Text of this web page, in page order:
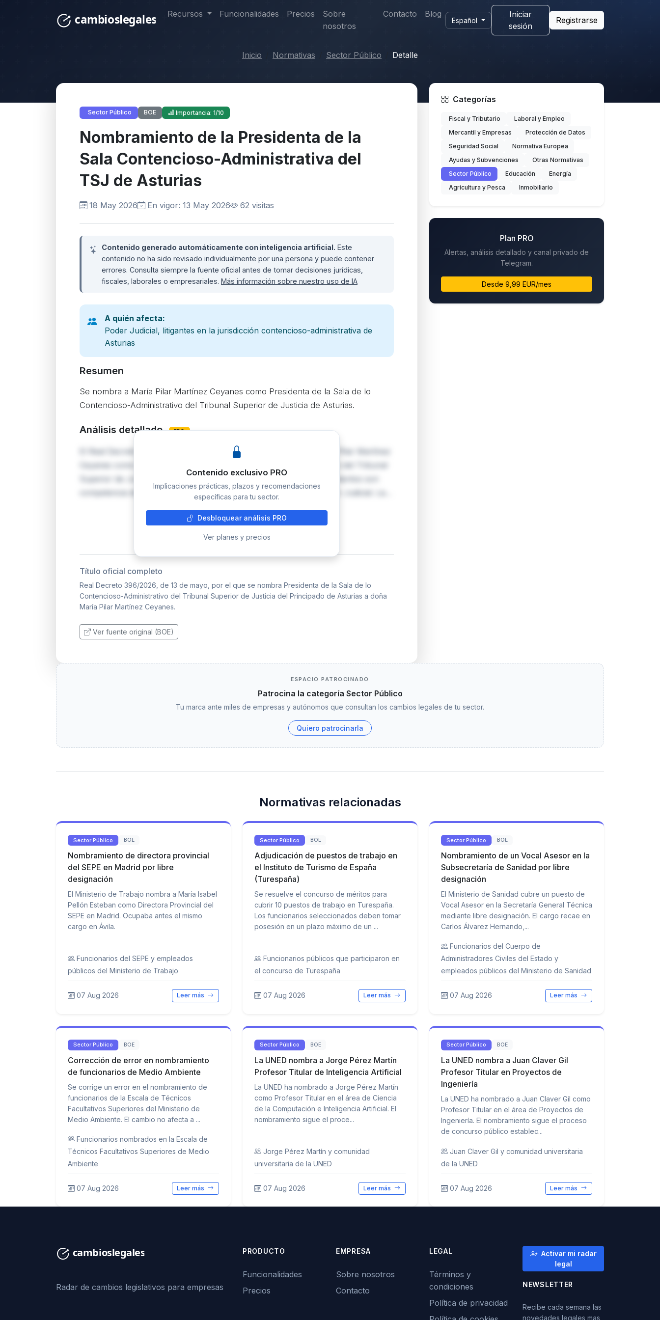
Recursos Funcionalidades Precios
Sobre
nosotros
Contacto Blog
Español
Iniciar
sesión
Registrarse
Inicio Normativas Sector Público Detalle
Sector Público BOE Importancia: 1/10
Nombramiento de la Presidenta de la
Sala Contencioso-Administrativa del
TSJ de Asturias
18 May 2026 En vigor: 13 May 2026 62 visitas
Contenido generado automáticamente con inteligencia artificial. Este
contenido no ha sido revisado individualmente por una persona y puede contener
errores. Consulta siempre la fuente oficial antes de tomar decisiones jurídicas,
fiscales, laborales o empresariales. Más información sobre nuestro uso de IA
A quién afecta:
Poder Judicial, litigantes en la jurisdicción contencioso-administrativa de
Asturias
Resumen
Se nombra a María Pilar Martínez Ceyanes como Presidenta de la Sala de lo
Contencioso-Administrativo del Tribunal Superior de Justicia de Asturias.
Análisis detallado PRO
El Real Decreto 396/2026 formaliza el nombramiento de doña María Pilar Martínez
Ceyanes como Presidenta de la Sala de lo Contencioso-Administrativo del Tribunal
Superior de Justicia del Principado de Asturias. Este tipo de nombramientos son
competencia del Gobierno a propuesta del Consejo General del Poder Judicial. La…
Contenido exclusivo PRO
Implicaciones prácticas, plazos y recomendaciones
específicas para tu sector.
Desbloquear análisis PRO
Ver planes y precios
Título oficial completo
Real Decreto 396/2026, de 13 de mayo, por el que se nombra Presidenta de la Sala de lo
Contencioso-Administrativo del Tribunal Superior de Justicia del Principado de Asturias a doña
María Pilar Martínez Ceyanes.
Ver fuente original (BOE)
Categorías
Fiscal y Tributario
Laboral y Empleo
Mercantil y Empresas
Protección de Datos
Seguridad Social
Normativa Europea
Ayudas y Subvenciones
Otras Normativas
Sector Público
Educación
Energía
Agricultura y Pesca
Inmobiliario
Plan PRO
Alertas, análisis detallado y canal privado de
Telegram.
Desde 9,99 EUR/mes
ESPACIO PATROCINADO
Patrocina la categoría Sector Público
Tu marca ante miles de empresas y autónomos que consultan los cambios legales de tu sector.
Quiero patrocinarla
Normativas relacionadas
Sector Público BOE
Nombramiento de directora provincial
del SEPE en Madrid por libre
designación
El Ministerio de Trabajo nombra a María Isabel
Pellón Esteban como Directora Provincial del
SEPE en Madrid. Ocupaba antes el mismo
cargo en Ávila.
Funcionarios del SEPE y empleados
públicos del Ministerio de Trabajo
07 Aug 2026 Leer más
Sector Público BOE
Adjudicación de puestos de trabajo en
el Instituto de Turismo de España
(Turespaña)
Se resuelve el concurso de méritos para
cubrir 10 puestos de trabajo en Turespaña.
Los funcionarios seleccionados deben tomar
posesión en un plazo máximo de un ...
Funcionarios públicos que participaron en
el concurso de Turespaña
07 Aug 2026 Leer más
Sector Público BOE
Nombramiento de un Vocal Asesor en la
Subsecretaría de Sanidad por libre
designación
El Ministerio de Sanidad cubre un puesto de
Vocal Asesor en la Secretaría General Técnica
mediante libre designación. El cargo recae en
Carlos Álvarez Hernando,...
Funcionarios del Cuerpo de
Administradores Civiles del Estado y
empleados públicos del Ministerio de Sanidad
07 Aug 2026 Leer más
Sector Público BOE
Corrección de error en nombramiento
de funcionarios de Medio Ambiente
Se corrige un error en el nombramiento de
funcionarios de la Escala de Técnicos
Facultativos Superiores del Ministerio de
Medio Ambiente. El cambio no afecta a ...
Funcionarios nombrados en la Escala de
Técnicos Facultativos Superiores de Medio
Ambiente
07 Aug 2026 Leer más
Sector Público BOE
La UNED nombra a Jorge Pérez Martín
Profesor Titular de Inteligencia Artificial
La UNED ha nombrado a Jorge Pérez Martín
como Profesor Titular en el área de Ciencia
de la Computación e Inteligencia Artificial. El
nombramiento sigue el proce...
Jorge Pérez Martín y comunidad
universitaria de la UNED
07 Aug 2026 Leer más
Sector Público BOE
La UNED nombra a Juan Claver Gil
Profesor Titular en Proyectos de
Ingeniería
La UNED ha nombrado a Juan Claver Gil como
Profesor Titular en el área de Proyectos de
Ingeniería. El nombramiento sigue el proceso
de concurso público establec...
Juan Claver Gil y comunidad universitaria
de la UNED
07 Aug 2026 Leer más
Radar de cambios legislativos para empresas
PRODUCTO
Funcionalidades
Precios
EMPRESA
Sobre nosotros
Contacto
LEGAL
Términos y
condiciones
Política de privacidad
Activar mi radar
legal
NEWSLETTER
Recibe cada semana las
novedades legales mas